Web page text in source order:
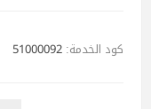
كود الخدمة: 51000092